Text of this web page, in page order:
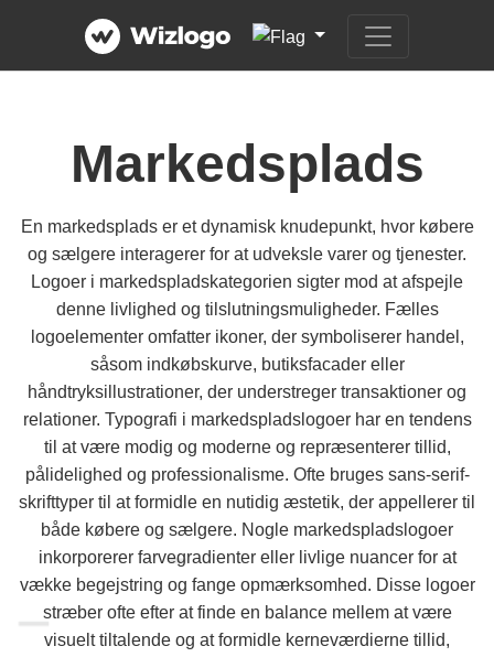
Markedsplads
En markedsplads er et dynamisk knudepunkt, hvor købere
og sælgere interagerer for at udveksle varer og tjenester.
Logoer i markedspladskategorien sigter mod at afspejle
denne livlighed og tilslutningsmuligheder. Fælles
logoelementer omfatter ikoner, der symboliserer handel,
såsom indkøbskurve, butiksfacader eller
håndtryksillustrationer, der understreger transaktioner og
relationer. Typografi i markedspladslogoer har en tendens
til at være modig og moderne og repræsenterer tillid,
pålidelighed og professionalisme. Ofte bruges sans-serif-
skrifttyper til at formidle en nutidig æstetik, der appellerer til
både købere og sælgere. Nogle markedspladslogoer
inkorporerer farvegradienter eller livlige nuancer for at
vække begejstring og fange opmærksomhed. Disse logoer
stræber ofte efter at finde en balance mellem at være
visuelt tiltalende og at formidle kerneværdierne tillid,